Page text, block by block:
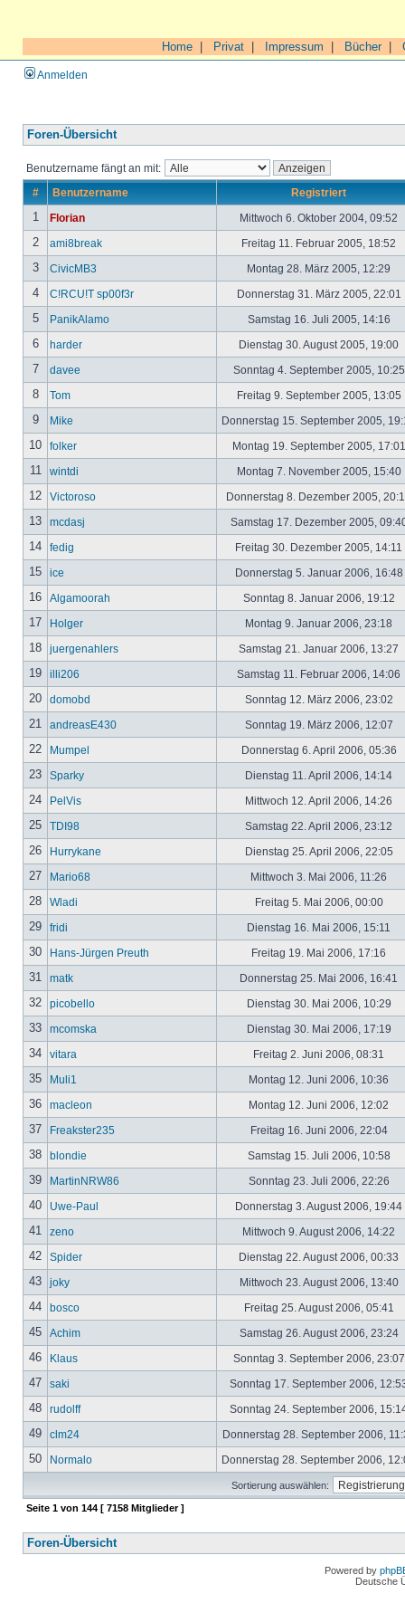
Home Privat Impressum Bücher|
Anmelden
Foren-Übersicht
Benutzername fängt an mit:
# Benutzername Registriert
1 Florian Mittwoch 6. Oktober 2004, 09:52
2 ami8break Freitag 11. Februar 2005, 18:52
3 CivicMB3 Montag 28. März 2005, 12:29
4 C!RCU!T sp00f3r Donnerstag 31. März 2005, 22:01
5 PanikAlamo Samstag 16. Juli 2005, 14:16
6 harder Dienstag 30. August 2005, 19:00
7 davee Sonntag 4. September 2005,
8 Tom Freitag 9. September 2005, 13:05
9 Mike Donnerstag 15. September 2005,
10 folker Montag 19. September 2005,
11 wintdi Montag 7. November 2005, 15:40
12 Victoroso Donnerstag 8. Dezember 2005,
13 mcdasj Samstag 17. Dezember 2005,
14 fedig Freitag 30. Dezember 2005, 14:11
15 ice Donnerstag 5. Januar 2006, 16:48
16 Algamoorah Sonntag 8. Januar 2006, 19:12
17 Holger Montag 9. Januar 2006, 23:18
18 juergenahlers Samstag 21. Januar 2006, 13:27
19 illi206 Samstag 11. Februar 2006, 14:06
20 domobd Sonntag 12. März 2006, 23:02
21 andreasE430 Sonntag 19. März 2006, 12:07
22 Mumpel Donnerstag 6. April 2006, 05:36
23 Sparky Dienstag 11. April 2006, 14:14
24 PelVis Mittwoch 12. April 2006, 14:26
25 TDI98 Samstag 22. April 2006, 23:12
26 Hurrykane Dienstag 25. April 2006, 22:05
27 Mario68 Mittwoch 3. Mai 2006, 11:26
28 Wladi Freitag 5. Mai 2006, 00:00
29 fridi Dienstag 16. Mai 2006, 15:11
30 Hans-Jürgen Preuth Freitag 19. Mai 2006, 17:16
31 matk Donnerstag 25. Mai 2006, 16:41
32 picobello Dienstag 30. Mai 2006, 10:29
33 mcomska Dienstag 30. Mai 2006, 17:19
34 vitara Freitag 2. Juni 2006, 08:31
35 Muli1 Montag 12. Juni 2006, 10:36
36 macleon Montag 12. Juni 2006, 12:02
37 Freakster235 Freitag 16. Juni 2006, 22:04
38 blondie Samstag 15. Juli 2006, 10:58
39 MartinNRW86 Sonntag 23. Juli 2006, 22:26
40 Uwe-Paul Donnerstag 3. August 2006, 19:44
41 zeno Mittwoch 9. August 2006, 14:22
42 Spider Dienstag 22. August 2006, 00:33
43 joky Mittwoch 23. August 2006, 13:40
44 bosco Freitag 25. August 2006, 05:41
45 Achim Samstag 26. August 2006, 23:24
46 Klaus Sonntag 3. September 2006,
47 saki Sonntag 17. September 2006,
48 rudolff Sonntag 24. September 2006,
49 clm24 Donnerstag 28. September 2006,
50 Normalo Donnerstag 28. September 2006,
Sortierung auswählen:
Seite 1 von 144 [ 7158 Mitglieder ]
Foren-Übersicht
Powered by
Deutsche